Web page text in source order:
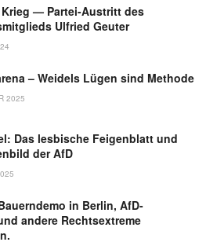
— Partei-Austritt des
Ulfried Geuter
– Weidels Lügen sind Methode
2025
Das lesbische Feigenblatt und
der AfD
in Berlin, AfD-
andere Rechtsextreme